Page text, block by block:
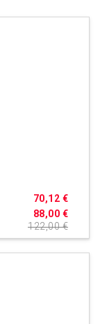
88,00 €
70,12 €
122,00 €